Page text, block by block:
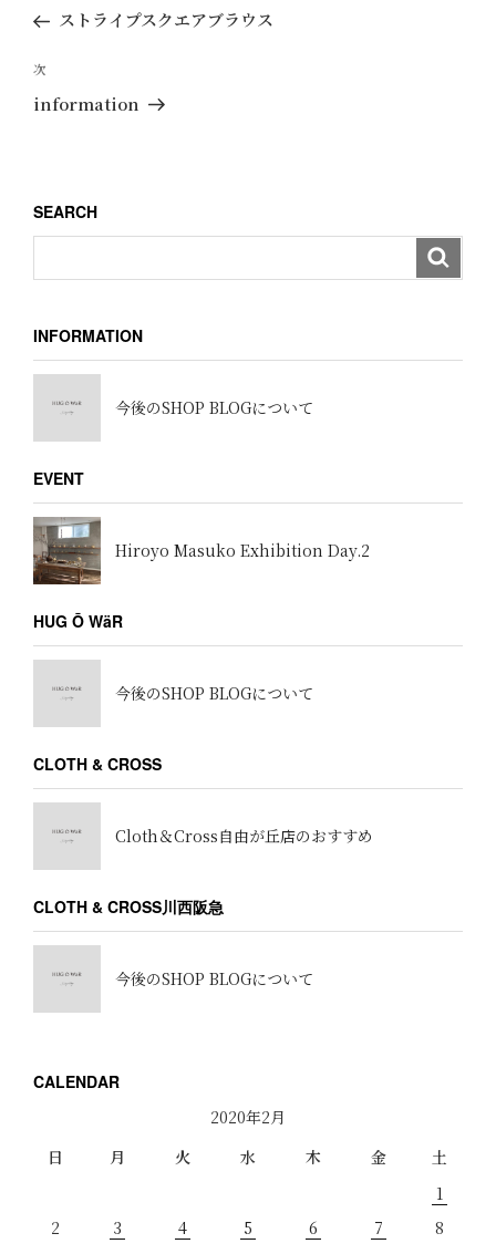
ナ
ビ
ゲ
ン
去
投
稿
ストライプスクエアブラウス
次
の
次
information
SEARCH
INFORMATION
今後のSHOP BLOGについて
EVENT
Hiroyo Masuko Exhibition Day.2
HUG Ō WäR
今後のSHOP BLOGについて
CLOTH & CROSS
Cloth＆Cross自由が丘店のおすすめ
CLOTH & CROSS川西阪急
今後のSHOP BLOGについて
CALENDAR
2020年2月
日
月 火 水 木 金
土
1
2
3 4 5 6 7
8